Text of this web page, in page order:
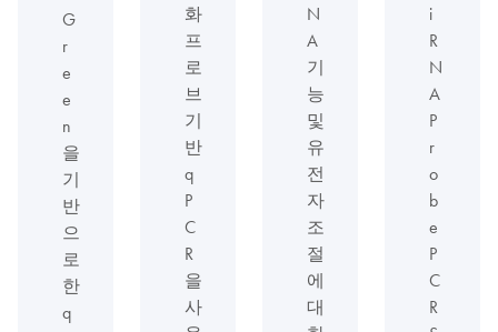
G
r
e
e
n
을
기
반
으
로
한
q
화
프
로
브
기
반
q
P
C
R
을
사
N
A
기
능
및
유
전
자
조
절
에
대
i
R
N
A
P
r
o
b
e
P
C
R